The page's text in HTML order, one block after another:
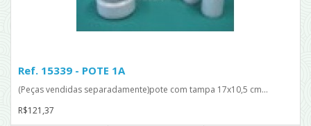
Ref. 15339 - POTE 1A
(Peças vendidas separadamente)pote com tampa 17x10,5 cm...
R$121,37